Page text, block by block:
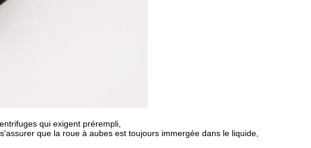
qui exigent prérempli,
que la roue à aubes est toujours immergée dans le liquide,